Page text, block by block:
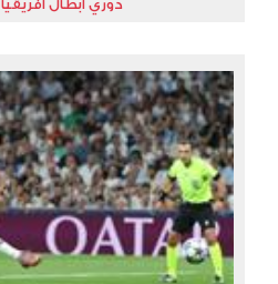
دوري أبطال أفريقيا 2025/2026